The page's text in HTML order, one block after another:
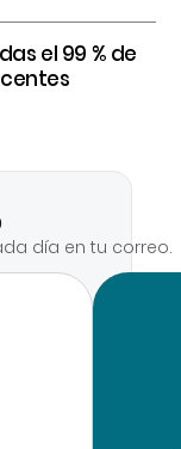
el 99 % de
día en tu correo.